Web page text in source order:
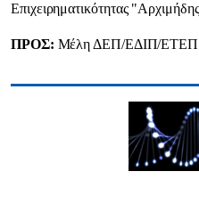
Επιχειρηματικότητας
ΠΡΟΣ: Μέλη ΔΕΠ/ΕΔΙΠ/ΕΤΕΠ